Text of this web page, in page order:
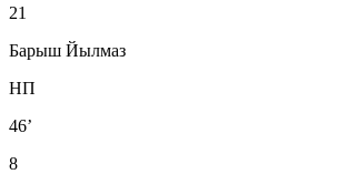
21
Барыш Йылмаз
НП
46’
8